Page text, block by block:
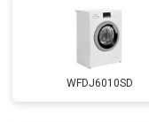
WFDJ6010SD